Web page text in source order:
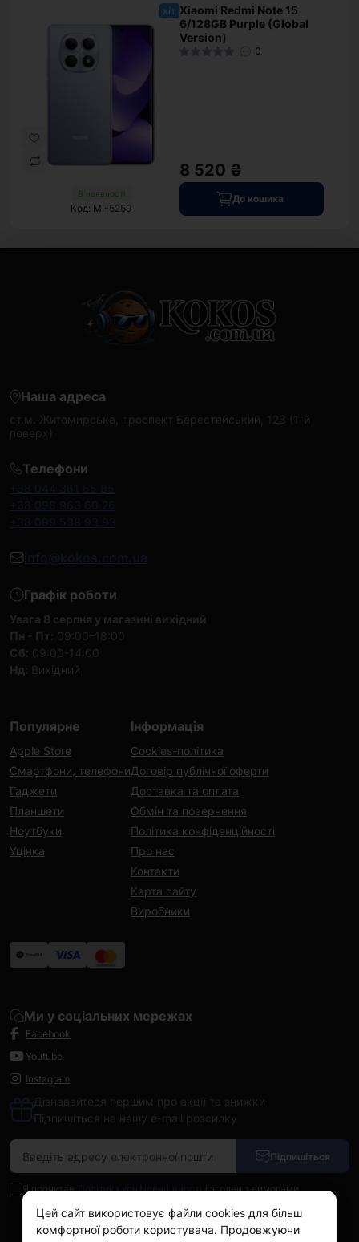
хіт
В наявності
Код: MI-5259
Xiaomi Redmi Note 15
6/128GB Purple (Global
Version)
0
8 520 ₴
До кошика
Наша адреса
ст.м. Житомирська, проспект Берестейський, 123 (1-й
поверх)
Телефони
+38 044 361 65 85
+38 098 963 60 26
+38 099 538 93 93
info@kokos.com.ua
Графік роботи
Увага 8 серпня у магазині вихідний
Пн - Пт: 09:00–18:00
Сб: 09:00-14:00
Нд: Вихідний
Популярне
Apple Store
Смартфони, телефони
Гаджети
Планшети
Ноутбуки
Уцінка
Інформація
Cookies-політика
Договір публічної оферти
Доставка та оплата
Обмін та повернення
Політика конфіденційності
Про нас
Контакти
Карта сайту
Виробники
Ми у соціальних мережах
Facebook
Youtube
Instagram
Дізнавайтеся першим про акції та знижки
Підпишіться на нашу e-mail розсилку
Підпишіться
Я прочитав Політика конфіденційності і згоден з вимогами
Цей сайт використовує файли cookies для більш
комфортної роботи користувача. Продовжуючи